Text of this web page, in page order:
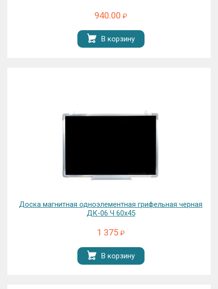
940.00 ₽
В корзину
Доска магнитная одноэлементная грифельная черная
ДК-06 Ч 60х45
1 375 ₽
В корзину